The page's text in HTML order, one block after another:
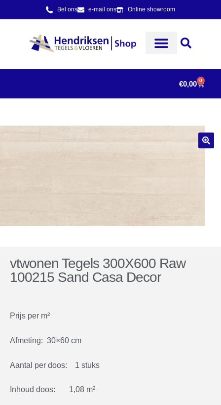
Bel ons e-mail ons Online showroom
€0,00 0
vtwonen Tegels 300X600 Raw
100215 Sand Casa Decor
Prijs per m²
Afmeting: 30×60 cm
Aantal per doos: 1 stuks
Inhoud doos: 1,08 m²